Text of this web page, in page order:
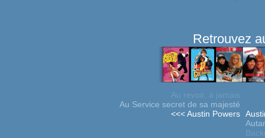
Retrouvez
Au revoir, à jamais
Au Service secret de sa majesté
<<< Austin Powers